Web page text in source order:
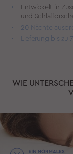
Entwickelt in
und
20 Nächte
Lieferung bis zu
WIE